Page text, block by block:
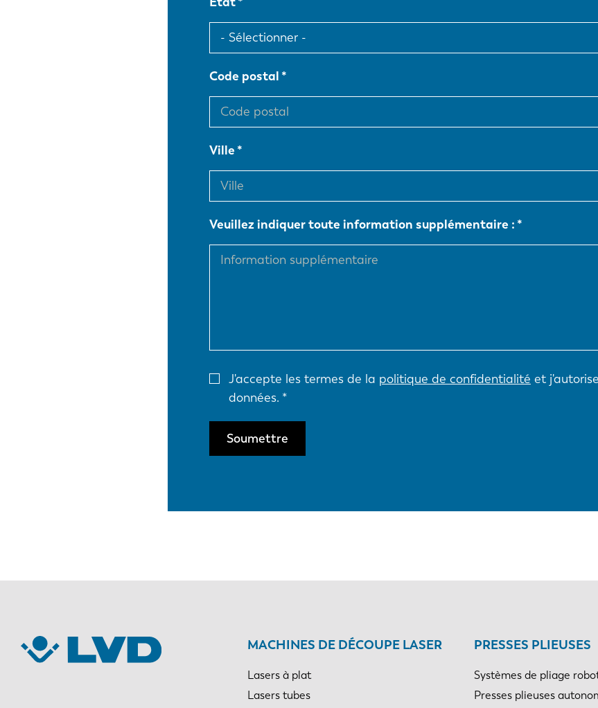
Code postal
Ville
Veuillez indiquer toute information supplémentaire :
J'accepte les termes de la politique de confidentialité et
données.
Soumettre
MACHINES DE DÉCOUPE LASER
Lasers à plat
Lasers tubes
PRESSES PLIEUSES
Systèmes de pliage
Presses plieuses
PL SK